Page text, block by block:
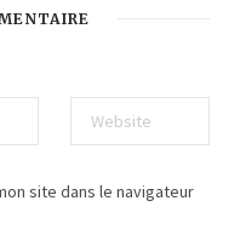
site dans le navigateur